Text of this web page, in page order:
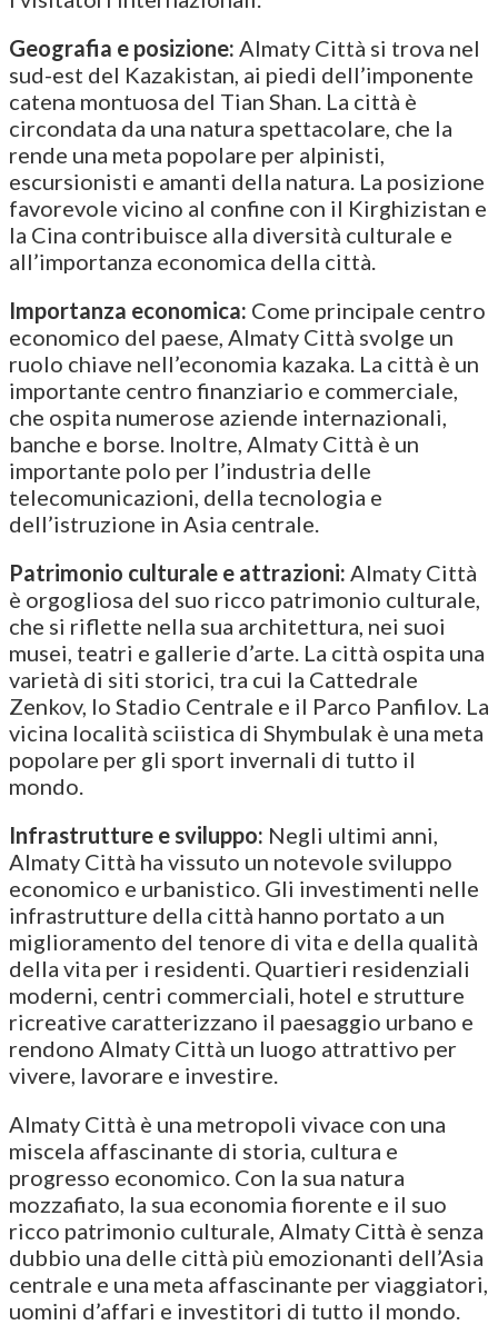
Geografia e posizione: Almaty Città si trova nel
sud-est del Kazakistan, ai piedi dell’imponente
catena montuosa del Tian Shan. La città è
circondata da una natura spettacolare, che la
rende una meta popolare per alpinisti,
escursionisti e amanti della natura. La posizione
favorevole vicino al confine con il Kirghizistan e
la Cina contribuisce alla diversità culturale e
all’importanza economica della città.
Importanza economica: Come principale centro
economico del paese, Almaty Città svolge un
ruolo chiave nell’economia kazaka. La città è un
importante centro finanziario e commerciale,
che ospita numerose aziende internazionali,
banche e borse. Inoltre, Almaty Città è un
importante polo per l’industria delle
telecomunicazioni, della tecnologia e
dell’istruzione in Asia centrale.
Patrimonio culturale e attrazioni: Almaty Città
è orgogliosa del suo ricco patrimonio culturale,
che si riflette nella sua architettura, nei suoi
musei, teatri e gallerie d’arte. La città ospita una
varietà di siti storici, tra cui la Cattedrale
Zenkov, lo Stadio Centrale e il Parco Panfilov. La
vicina località sciistica di Shymbulak è una meta
popolare per gli sport invernali di tutto il
mondo.
Infrastrutture e sviluppo: Negli ultimi anni,
Almaty Città ha vissuto un notevole sviluppo
economico e urbanistico. Gli investimenti nelle
infrastrutture della città hanno portato a un
miglioramento del tenore di vita e della qualità
della vita per i residenti. Quartieri residenziali
moderni, centri commerciali, hotel e strutture
ricreative caratterizzano il paesaggio urbano e
rendono Almaty Città un luogo attrattivo per
vivere, lavorare e investire.
Almaty Città è una metropoli vivace con una
miscela affascinante di storia, cultura e
progresso economico. Con la sua natura
mozzafiato, la sua economia fiorente e il suo
ricco patrimonio culturale, Almaty Città è senza
dubbio una delle città più emozionanti dell’Asia
centrale e una meta affascinante per viaggiatori,
uomini d’affari e investitori di tutto il mondo.